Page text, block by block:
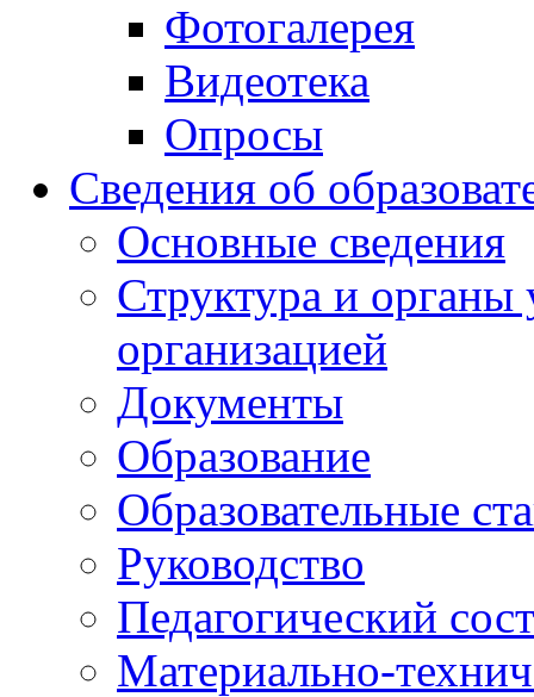
Фотогалерея
Видеотека
Опросы
Сведения об
Основные сведения
Структура и органы
организацией
Документы
Образование
Образовательные
Руководство
Педагогический
Материально-